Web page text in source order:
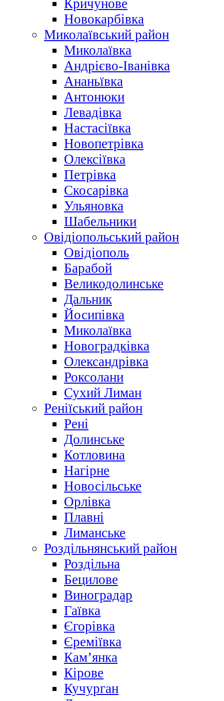
Кричунове
Новокарбівка
Миколаївський район
Миколаївка
Андрієво-Іванівка
Ананьївка
Антонюки
Левадівка
Настасіївка
Новопетрівка
Олексіївка
Петрівка
Скосарівка
Ульяновка
Шабельники
Овідіопольський район
Овідіополь
Барабой
Великодолинське
Дальник
Йосипівка
Миколаївка
Новоградківка
Олександрівка
Роксолани
Сухий Лиман
Реніїський район
Рені
Долинське
Котловина
Нагірне
Новосільське
Орлівка
Плавні
Лиманське
Роздільнянський район
Роздільна
Бецилове
Виноградар
Гаївка
Єгорівка
Єреміївка
Кам’янка
Кірове
Кучурган